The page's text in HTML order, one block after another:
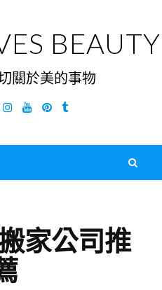
BEAUTY
關於美的事物
InstagramYouTubePinterest
Tumblr
家公司推